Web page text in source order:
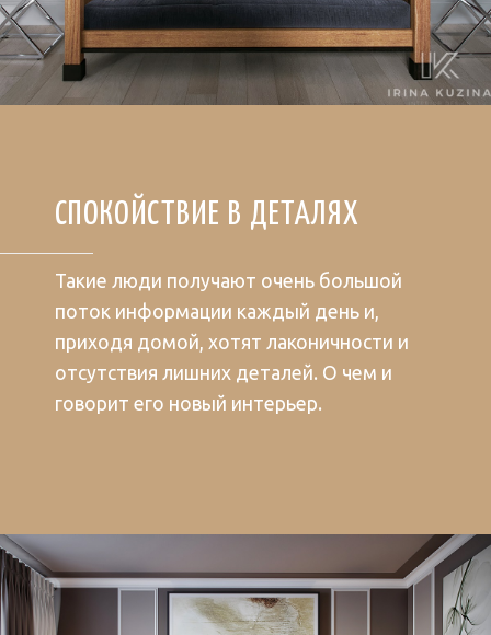
СПОКОЙСТВИЕ В ДЕТАЛЯХ
Такие люди получают очень большой
поток информации каждый день и,
приходя домой, хотят лаконичности и
отсутствия лишних деталей. О чем и
говорит его новый интерьер.